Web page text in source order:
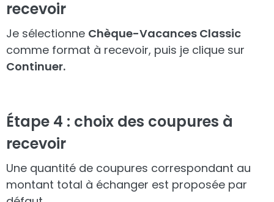
recevoir
Je sélectionne Chèque-Vacances Classic
comme format à recevoir, puis je clique sur
Continuer.
Étape 4 : choix des coupures à
recevoir
Une quantité de coupures correspondant au
montant total à échanger est proposée par